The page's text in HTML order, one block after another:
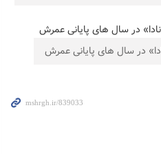
در سال های پایانی عمرش